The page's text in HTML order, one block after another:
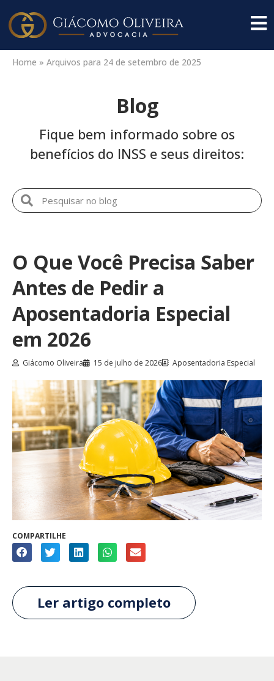
Home » Arquivos para 24 de setembro de 2025
Blog
Fique bem informado sobre os
benefícios do INSS e seus direitos:
O Que Você Precisa Saber
Antes de Pedir a
Aposentadoria Especial
em 2026
Giácomo Oliveira 15 de julho de 2026 Aposentadoria Especial
COMPARTILHE
Ler artigo completo